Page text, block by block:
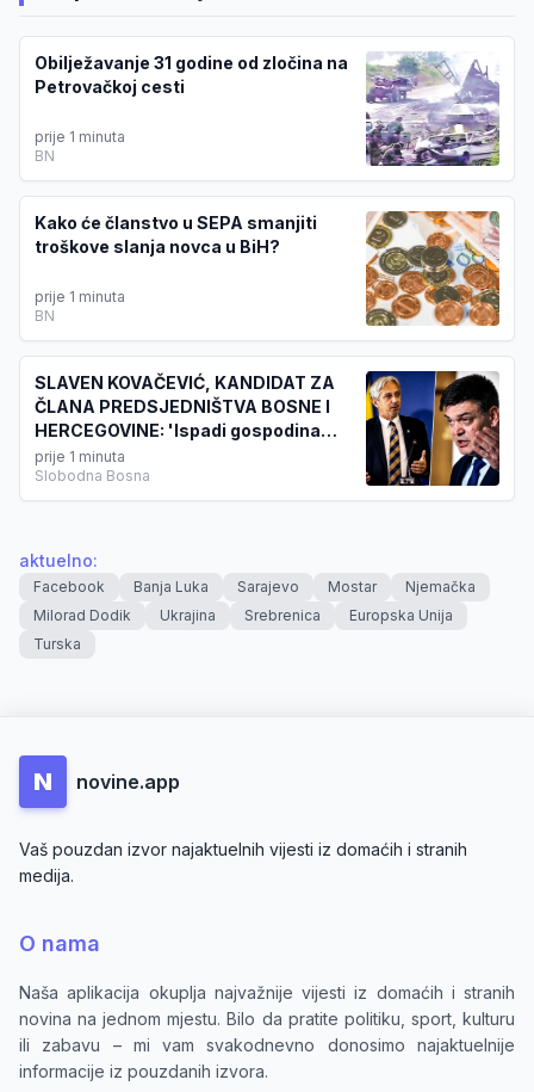
Obilježavanje 31 godine od zločina na
Petrovačkoj cesti
prije 1 minuta
BN
Kako će članstvo u SEPA smanjiti
troškove slanja novca u BiH?
prije 1 minuta
BN
SLAVEN KOVAČEVIĆ, KANDIDAT ZA
ČLANA PREDSJEDNIŠTVA BOSNE I
HERCEGOVINE: 'Ispadi gospodina
Cvitanovića poprimaju razmjere koje
graniče sa svakom elementarnom
pristojnošću...'
prije 1 minuta
Slobodna Bosna
aktuelno:
Facebook Banja Luka Sarajevo Mostar
Njemačka
Milorad Dodik
Ukrajina Srebrenica
Europska Unija
Turska
N novine.app
Vaš pouzdan izvor najaktuelnih vijesti iz domaćih i stranih
medija.
O nama
Naša aplikacija okuplja najvažnije vijesti iz domaćih i stranih
novina na jednom mjestu. Bilo da pratite politiku, sport, kulturu
ili zabavu – mi vam svakodnevno donosimo najaktuelnije
informacije iz pouzdanih izvora.